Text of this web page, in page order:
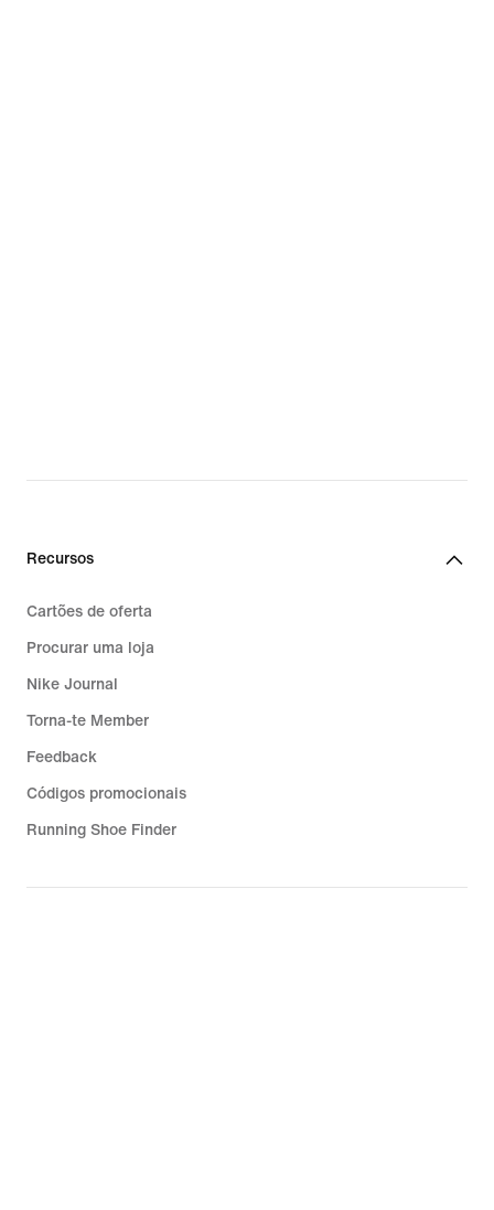
Recursos
Cartões de oferta
Procurar uma loja
Nike Journal
Torna-te Member
Feedback
Códigos promocionais
Running Shoe Finder